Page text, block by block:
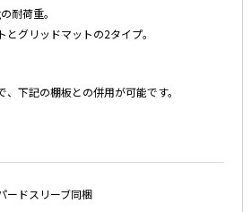
耐荷重。
グリッドマットの2タイプ。
下記の棚板との併用が可能です。
ードスリーブ同梱